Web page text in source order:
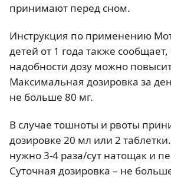
принимают перед сном.
Инструкция по применению
детей от 1 года также сообщает,
надобности дозу можно
Максимальная дозировка за
не больше 80 мг.
В случае тошноты и рвоты
дозировке 20 мл или 2
нужно 3-4 раза/сут натощак и
Суточная дозировка – не